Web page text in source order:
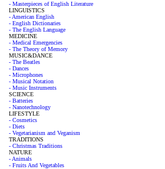
- Masterpieces of English Literature
LINGUISTICS
- American English
- English Dictionaries
- The English Language
MEDICINE
- Medical Emergencies
- The Theory of Memory
MUSIC&DANCE
- The Beatles
- Dances
- Microphones
- Musical Notation
- Music Instruments
SCIENCE
- Batteries
- Nanotechnology
LIFESTYLE
- Cosmetics
- Diets
- Vegetarianism and Veganism
TRADITIONS
- Christmas Traditions
NATURE
- Animals
- Fruits And Vegetables